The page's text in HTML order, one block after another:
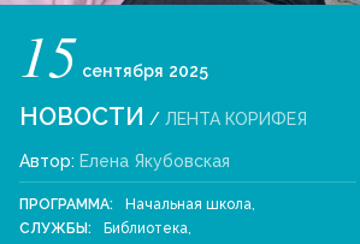
15 сентября 2025
НОВОСТИ / ЛЕНТА КОРИФЕЯ
Автор: Елена Якубовская
ПРОГРАММА: Начальная школа,
СЛУЖБЫ:
Библиотека,